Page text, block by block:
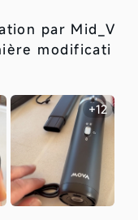
par Mid_V
modificati
+12